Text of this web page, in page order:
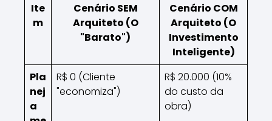
Ite
m
Cenário SEM
Arquiteto (O
"Barato")
Cenário COM
Arquiteto (O
Investimento
Inteligente)
Pla
nej
a
R$ 0 (Cliente
"economiza")
R$ 20.000 (10%
do custo da
obra)